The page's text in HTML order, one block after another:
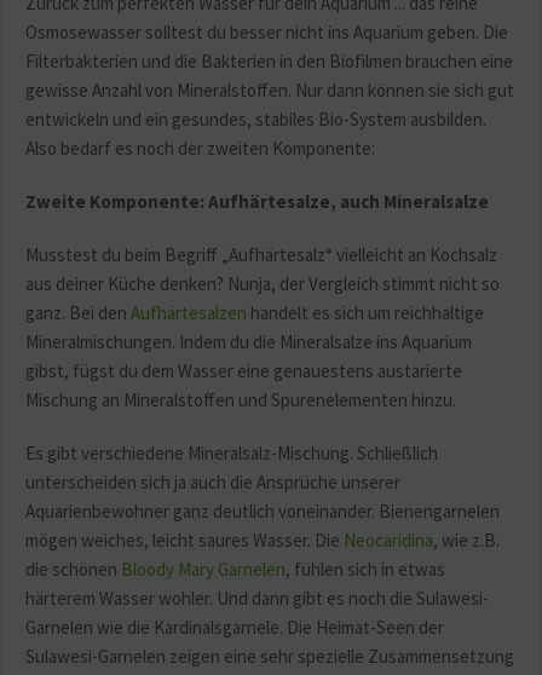
Osmosewasser solltest du besser nicht ins Aquarium geben. Die
Filterbakterien und die Bakterien in den Biofilmen brauchen eine
gewisse Anzahl von Mineralstoffen. Nur dann können sie sich gut
entwickeln und ein gesundes, stabiles Bio-System ausbilden.
Also bedarf es noch der zweiten Komponente:
Zweite Komponente: Aufhärtesalze, auch Mineralsalze
Musstest du beim Begriff „Aufhärtesalz“ vielleicht an Kochsalz
aus deiner Küche denken? Nunja, der Vergleich stimmt nicht so
ganz. Bei den Aufhärtesalzen handelt es sich um reichhaltige
Mineralmischungen. Indem du die Mineralsalze ins Aquarium
gibst, fügst du dem Wasser eine genauestens austarierte
Mischung an Mineralstoffen und Spurenelementen hinzu.
Es gibt verschiedene Mineralsalz-Mischung. Schließlich
unterscheiden sich ja auch die Ansprüche unserer
Aquarienbewohner ganz deutlich voneinander. Bienengarnelen
mögen weiches, leicht saures Wasser. Die Neocaridina, wie z.B.
die schönen Bloody Mary Garnelen, fühlen sich in etwas
härterem Wasser wohler. Und dann gibt es noch die Sulawesi-
Garnelen wie die Kardinalsgarnele. Die Heimat-Seen der
Sulawesi-Garnelen zeigen eine sehr spezielle Zusammensetzung